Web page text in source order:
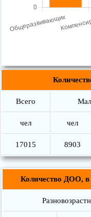
Всего
чел чел
17015 8903
Количество ДОО, в